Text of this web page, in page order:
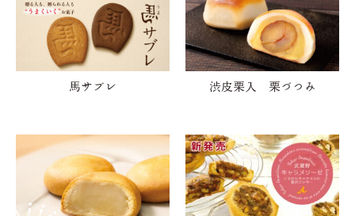
馬サブレ 渋皮栗入 栗づつみ